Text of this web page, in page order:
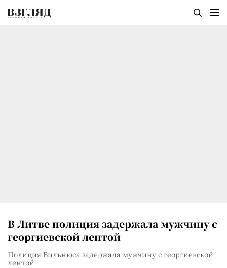
В Литве полиция задержала мужчину с
георгиевской лентой
Полиция Вильнюса задержала мужчину с георгиевской
лентой